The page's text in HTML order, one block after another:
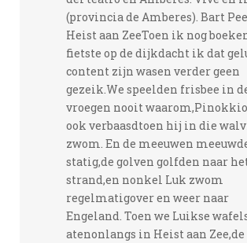
(provincia de Amberes). Bart
Heist aan ZeeToen ik nog
fietste op de dijkdacht ik dat
content zijn wasen verder geen
gezeik.We speelden frisbee in
vroegen nooit
ook verbaasdtoen hij in die
zwom. En de meeuwen
statig,de golven golfden naar
strand,en nonkel Luk zwom
regelmatigover en weer naar
Engeland. Toen we Luikse
atenonlangs in Heist aan Zee,de